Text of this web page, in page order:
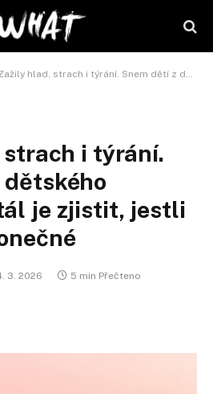
hlad, strach i týrání. Snem dětí z dětského domova Liptál je zjistit, jestli je moře nekonečné
i týrání.
je zjistit, jestli
3. 2026 5 min Přečteno